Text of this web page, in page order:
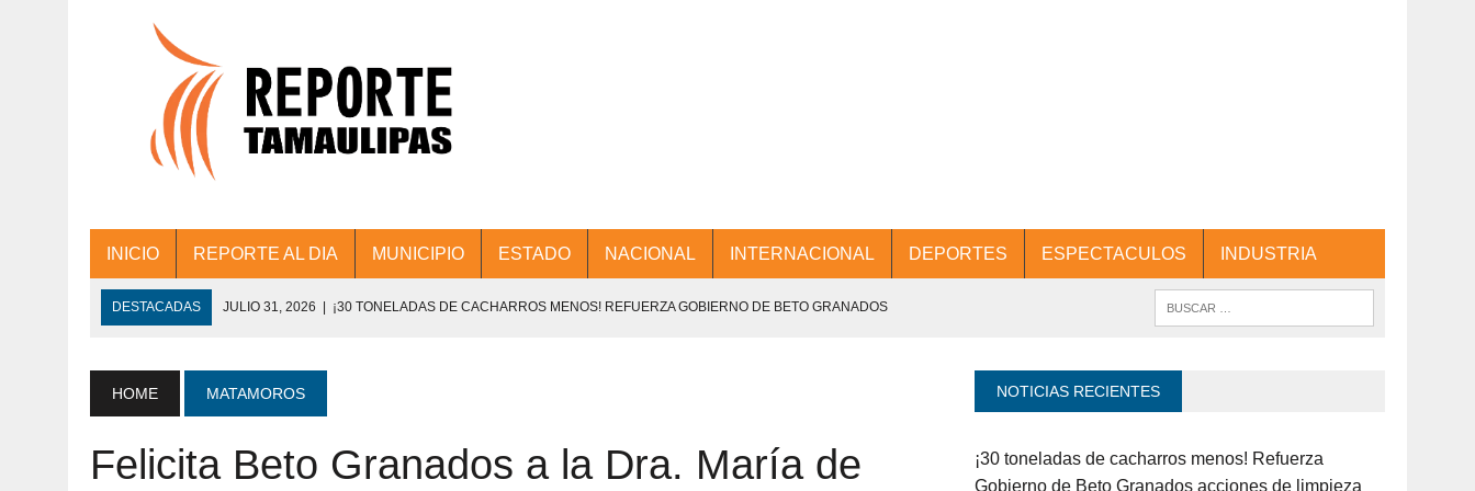
INICIO REPORTE AL DIA MUNICIPIO ESTADO NACIONAL INTERNACIONAL DEPORTES ESPECTACULOS INDUSTRIA
DESTACADAS JULIO 31, 2026 | ¡30 TONELADAS DE CACHARROS MENOS! REFUERZA GOBIERNO DE BETO GRANADOS
JULIO 30, 2026 | 💧🚰 ¡AGUA PARA LA COMUNIDAD!
JULIO 30, 2026 ¡TRABAJO EN EQUIPO Y RESULTADOS! ENCABEZA BETO GRANADOS MESA DE TRABAJO CON PRESIDENTES
HOME MATAMOROS
Felicita Beto Granados a la Dra. María de
NOTICIAS RECIENTES
¡30 toneladas de cacharros menos! Refuerza
Gobierno de Beto Granados acciones de limpieza